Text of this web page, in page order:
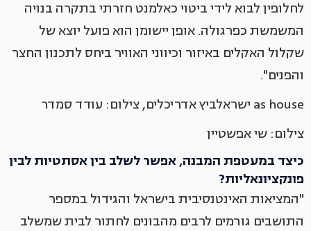
לחלופין לבוא לידי ביטוי כאלמנט חזרתי בתקרה בנויה
המשמשת כפרגולה. אופן יישומן הוא פועל יוצא של
שקלול האקלים באיזור וכיווני האוויר ביחס לתכנון החצר
והפנים".
as house ישראלביץ אדריכלים, צילום: עודד סמדר
צילום: שי אפשטיין
כיצד במעטפת המבנה, אפשר לשלב בין אסתטיות לבין
פונקציונאליות?
"המציאות האינטנסיבית בישראל והגידול במספר
התושבים גורמים לרבים מהבונים לחתור לבית שמשלב